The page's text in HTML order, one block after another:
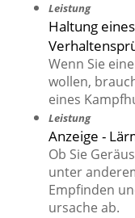
Leistung
Haltung
Wenn Sie
wollen,
eines
Leistung
Anzeige -
Ob Sie
unter
Empfinden
ursache ab.